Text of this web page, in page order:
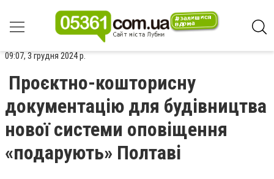
09:07, 3 грудня 2024 р.
Проєктно-кошторисну
документацію для будівництва
нової системи оповіщення
«подарують» Полтаві